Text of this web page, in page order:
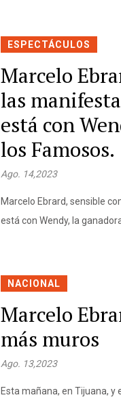
ESPECTÁCULOS
Marcelo
las
está con
los Famosos.
Ago. 14,2023
Marcelo Ebrard, sensible
está con Wendy, la
NACIONAL
Marcelo
más muros
Ago. 13,2023
Esta mañana, en Tijuana, y